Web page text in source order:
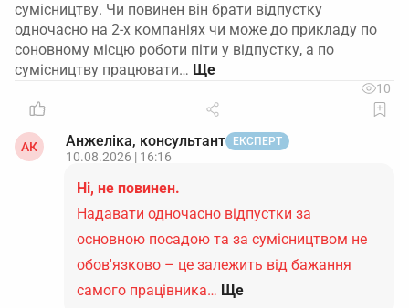
сумісництву. Чи повинен він брати відпустку
одночасно на 2-х компаніях чи може до прикладу по
соновному місцю роботи піти у відпустку, а по
сумісництву працювати…
10
АК Анжеліка, консультант ЕКСПЕРТ
10.08.2026 | 16:16
Ні, не повинен.
Надавати одночасно відпустки за
основною посадою та за сумісництвом не
обов'язково – це залежить від бажання
самого працівника… Ще